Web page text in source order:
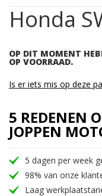
Honda
OP DIT MOMENT
OP VOORRAAD.
Is er iets mis op deze
5 REDENEN
JOPPEN
5 dagen per week
98% van onze
Laag